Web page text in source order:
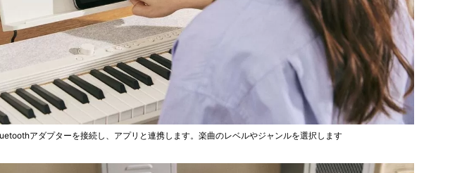
アダプターを接続し、アプリと連携します。楽曲のレベルやジャンルを選択します